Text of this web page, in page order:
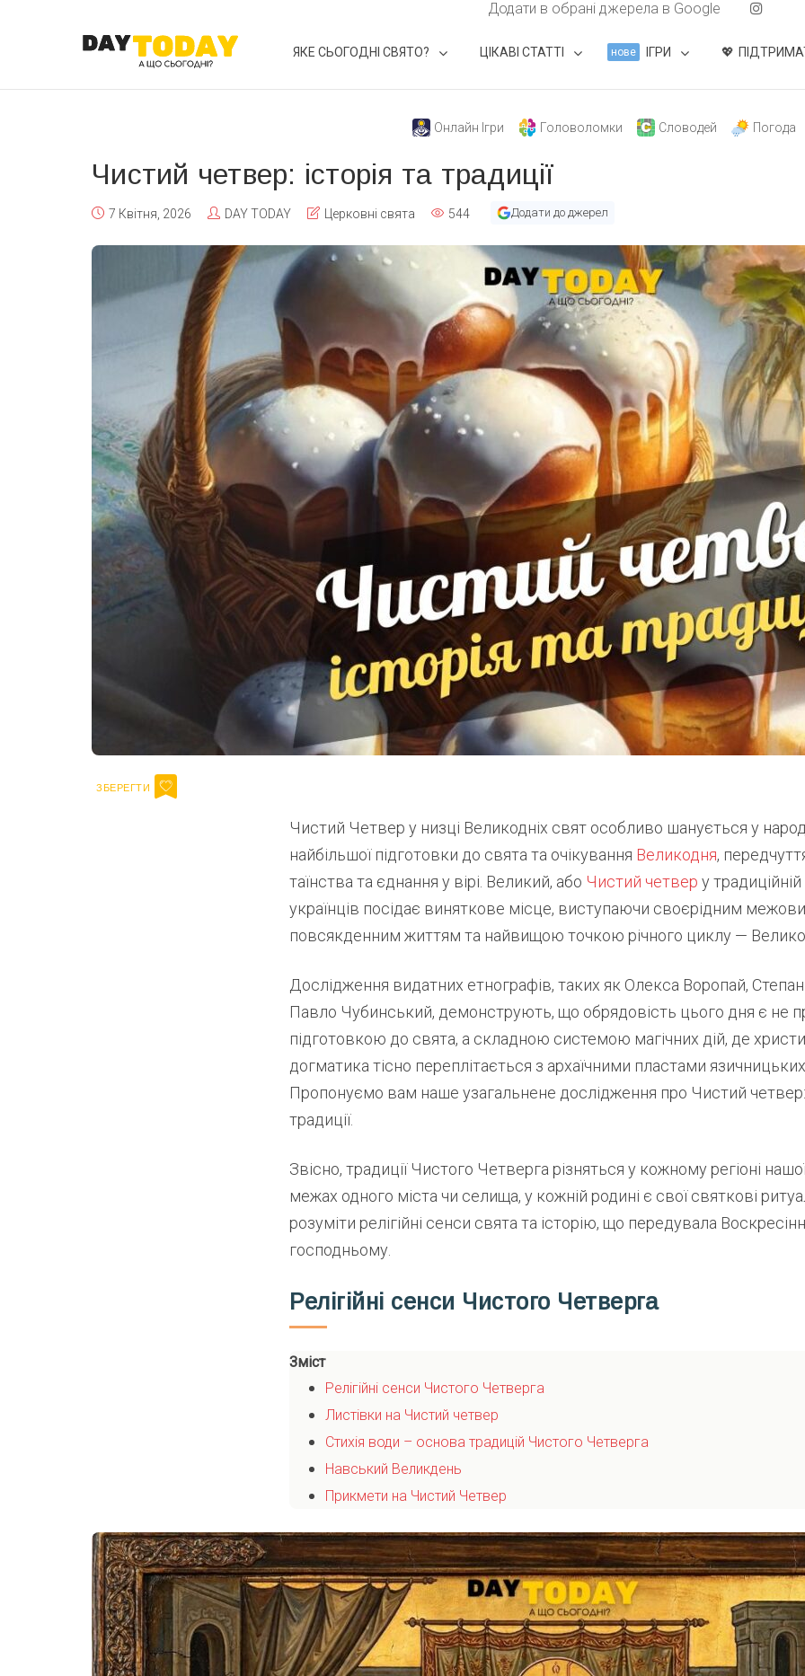
Додати в обрані джерела в Google
ЯКЕ СЬОГОДНІ СВЯТО? ЦІКАВІ СТАТТІ нове ІГРИ
Онлайн Ігри Головоломки Словодей Погода
Чистий четвер: історія та традиції
7 Квітня, 2026 DAY TODAY Церковні свята 544 Додати до джерел
Чистий Четвер у низці Великодніх свят особливо шанується у
найбільшої підготовки до свята та очікування Великодня,
таїнства та єднання у вірі. Великий, або Чистий четвер у
українців посідає виняткове місце, виступаючи своєрідним
повсякденним життям та найвищою точкою річного циклу —
Дослідження видатних етнографів, таких як Олекса Воропай,
Павло Чубинський, демонструють, що обрядовість цього дня є не
підготовкою до свята, а складною системою магічних дій, де
догматика тісно переплітається з архаїчними пластами
Пропонуємо вам наше узагальнене дослідження про Чистий четвер:
традиції.
Звісно, традиції Чистого Четверга різняться у кожному регіоні
межах одного міста чи селища, у кожній родині є свої святкові
розуміти релігійні сенси свята та історію, що передувала
господньому.
Релігійні сенси Чистого Четверга
Зміст
Релігійні сенси Чистого Четверга
Листівки на Чистий четвер
Стихія води – основа традицій Чистого Четверга
Навський Великдень
Прикмети на Чистий Четвер